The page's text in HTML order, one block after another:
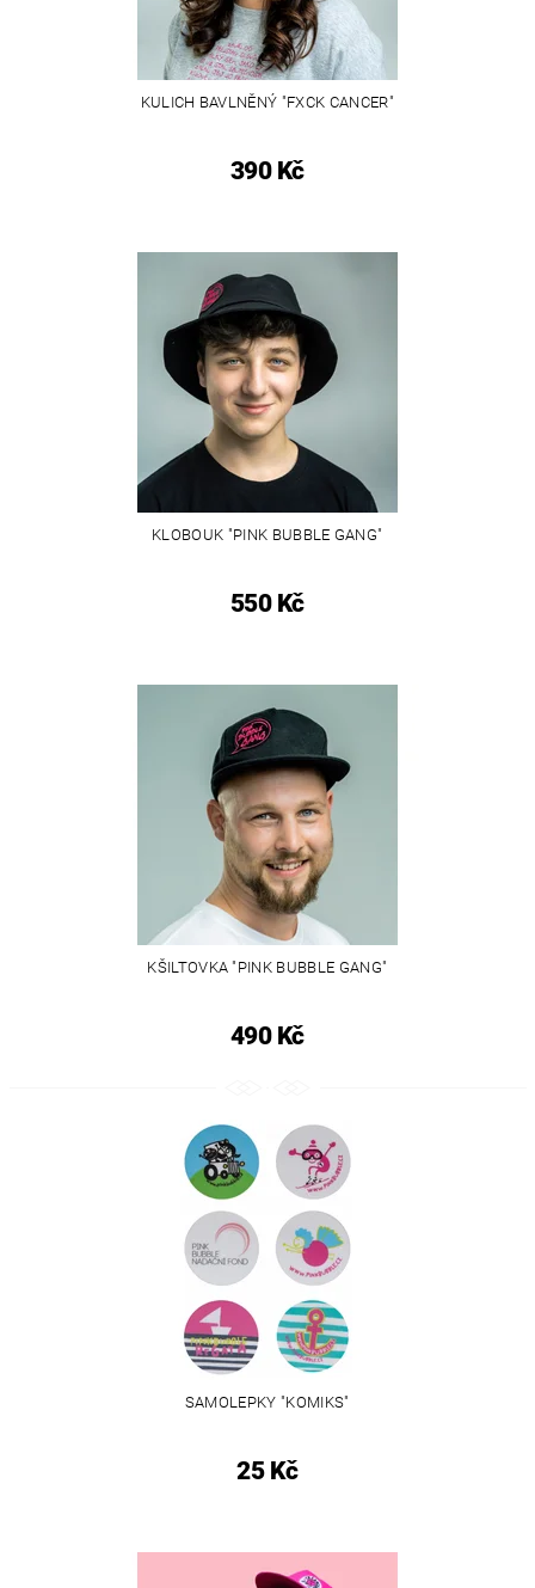
KULICH BAVLNĚNÝ "FXCK CANCER"
390 Kč
KLOBOUK "PINK BUBBLE GANG"
550 Kč
KŠILTOVKA "PINK BUBBLE GANG"
490 Kč
SAMOLEPKY "KOMIKS"
25 Kč